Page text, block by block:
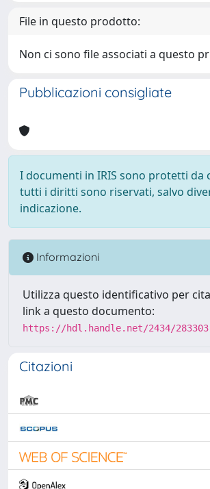
File in questo prodotto:
Non ci sono file associati a questo
Pubblicazioni consigliate
I documenti in IRIS sono protetti da
tutti i diritti sono riservati, salvo
indicazione.
Informazioni
Utilizza questo identificativo per
link a questo documento:
https://hdl.handle.net/2434/283303
Citazioni